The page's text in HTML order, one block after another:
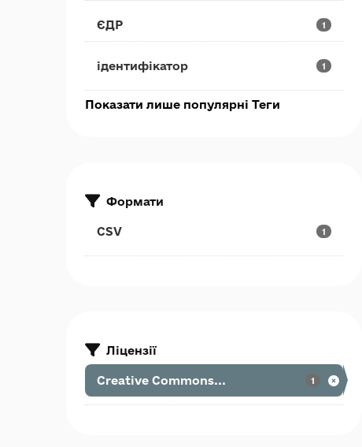
ЄДР 1
ідентифікатор 1
Показати лише популярні Теги
Формати
CSV 1
Ліцензії
Creative Commons... 1